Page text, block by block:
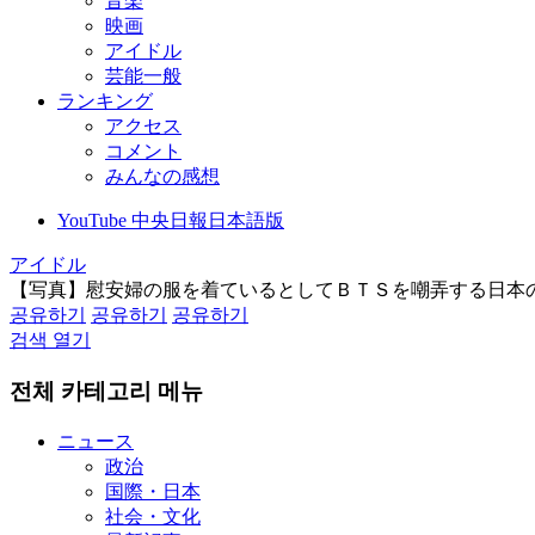
映画
アイドル
芸能一般
ランキング
アクセス
コメント
みんなの感想
YouTube 中央日報日本語版
アイドル
【写真】慰安婦の服を着ているとしてＢＴＳを嘲弄する日本
공유하기
공유하기
공유하기
검색 열기
전체 카테고리 메뉴
ニュース
政治
国際・日本
社会・文化